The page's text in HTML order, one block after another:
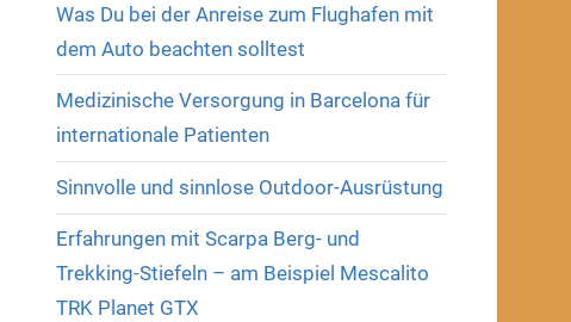
Was Du bei der Anreise zum Flughafen mit
dem Auto beachten solltest
Medizinische Versorgung in Barcelona für
internationale Patienten
Sinnvolle und sinnlose Outdoor-Ausrüstung
Erfahrungen mit Scarpa Berg- und
Trekking-Stiefeln – am Beispiel Mescalito
TRK Planet GTX